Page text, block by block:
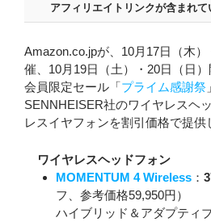
アフィリエイトリンクが含まれて
Amazon.co.jpが、10月17日（木
催、10月19日（土）・20日（日
会員限定セール「プライム感謝祭
SENNHEISER社のワイヤレスヘ
レスイヤフォンを割引価格で提供
ワイヤレスヘッドフォン
MOMENTUM 4 Wireless ：
フ、参考価格59,950円）
ハイブリッド＆アダプティ